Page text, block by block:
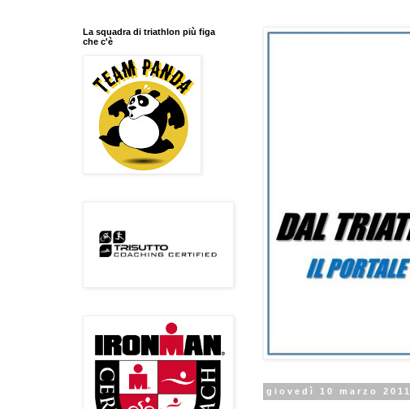
giovedì 10 marzo 2011
La squadra di triathlon più figa
che c'è